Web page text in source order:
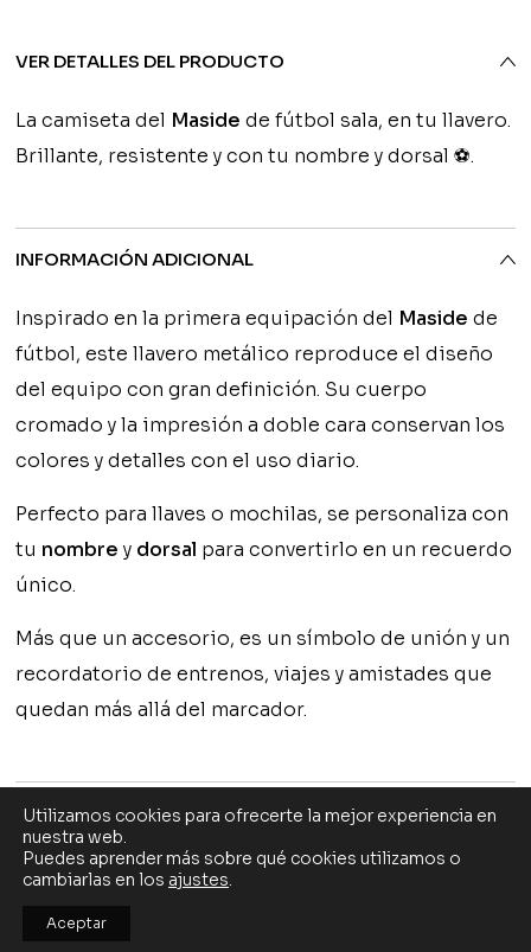
VER DETALLES DEL PRODUCTO
La camiseta del Maside de fútbol sala, en tu llavero.
Brillante, resistente y con tu nombre y dorsal ⚽.
INFORMACIÓN ADICIONAL
Inspirado en la primera equipación del Maside de
fútbol, este llavero metálico reproduce el diseño
del equipo con gran definición. Su cuerpo
cromado y la impresión a doble cara conservan los
colores y detalles con el uso diario.
Perfecto para llaves o mochilas, se personaliza con
tu nombre y dorsal para convertirlo en un recuerdo
único.
Más que un accesorio, es un símbolo de unión y un
recordatorio de entrenos, viajes y amistades que
quedan más allá del marcador.
Utilizamos cookies para ofrecerte la mejor experiencia en
nuestra web.
Puedes aprender más sobre qué cookies utilizamos o
cambiarlas en los ajustes.
Aceptar